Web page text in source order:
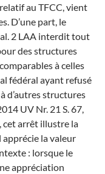
au TFCC, vient
D’une part, le
al. 2 LAA interdit tout
des structures
à celles
fédéral ayant refusé
d’autres structures
UV Nr. 21 S. 67,
cet arrêt illustre la
la valeur
: lorsque le
appréciation